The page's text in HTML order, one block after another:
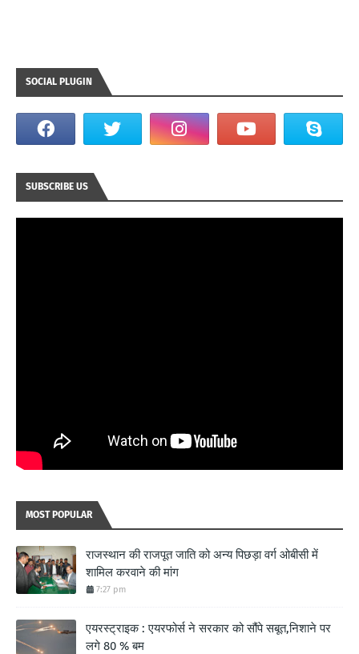
SOCIAL PLUGIN
SUBSCRIBE US
MOST POPULAR
राजस्थान की राजपूत जाति को अन्य पिछड़ा वर्ग ओबीसी में
शामिल करवाने की मांग
7:27 pm
एयरस्ट्राइक : एयरफोर्स ने सरकार को सौंपे सबूत,निशाने पर
लगे 80 % बम